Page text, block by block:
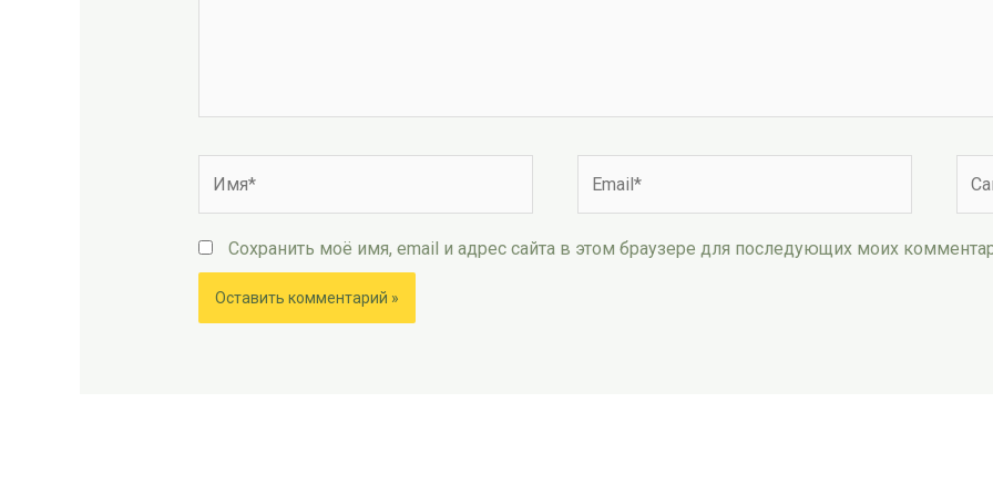
Сохранить моё имя, email и адрес сайта в этом браузере для последующих моих